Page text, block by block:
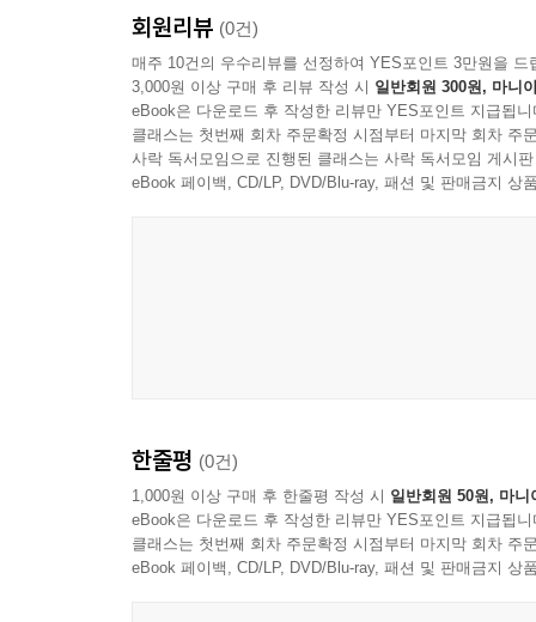
5장 시점과 서술 방식
서술 시점의 유형과 특징
시점이 이야기 정보 전달에 미치는 영향
관찰적 서술과 내부적 서술의 차이
서술자의 위치와 이야기 이해
장면 배열과 서사 흐름의 형성
7장 갈등과 긴장의 구조
갈등이 서사를 형성하는 기본 원리
회원리뷰 (0건)
매주 10건의 우수리뷰를 선정하여 YES포인트 3만원을 드
3,000원 이상 구매 후 리뷰 작성 시 일반회원 300원, 마니
eBook은 다운로드 후 작성한 리뷰만 YES포인트 지급됩니
클래스는 첫번째 회차 주문확정 시점부터 마지막 회차 주
사락 독서모임으로 진행된 클래스는 사락 독서모임 게시
eBook 페이백, CD/LP, DVD/Blu-ray, 패션 및 판매금지 상
한줄평 (0건)
1,000원 이상 구매 후 한줄평 작성 시 일반회원 50원, 마니
eBook은 다운로드 후 작성한 리뷰만 YES포인트 지급됩니
클래스는 첫번째 회차 주문확정 시점부터 마지막 회차 주
eBook 페이백, CD/LP, DVD/Blu-ray, 패션 및 판매금지 상